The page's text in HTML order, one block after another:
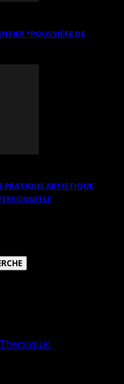
*POUSSIÈRE DE
PRATIQUE ARTISTIQUE